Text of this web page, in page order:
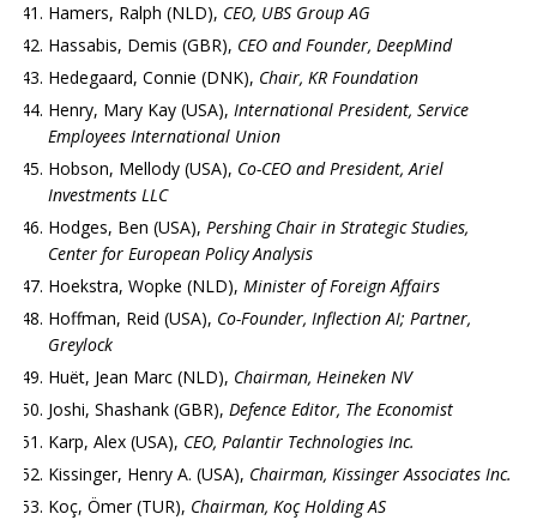
Hamers, Ralph (NLD), CEO, UBS Group AG
Hassabis, Demis (GBR), CEO and Founder, DeepMind
Hedegaard, Connie (DNK), Chair, KR Foundation
Henry, Mary Kay (USA), International President, Service
Employees International Union
Hobson, Mellody (USA), Co-CEO and President, Ariel
Investments LLC
Hodges, Ben (USA), Pershing Chair in Strategic Studies,
Center for European Policy Analysis
Hoekstra, Wopke (NLD), Minister of Foreign Affairs
Hoffman, Reid (USA), Co-Founder, Inflection AI; Partner,
Greylock
Huët, Jean Marc (NLD), Chairman, Heineken NV
Joshi, Shashank (GBR), Defence Editor, The Economist
Karp, Alex (USA), CEO, Palantir Technologies Inc.
Kissinger, Henry A. (USA), Chairman, Kissinger Associates Inc.
Koç, Ömer (TUR), Chairman, Koç Holding AS